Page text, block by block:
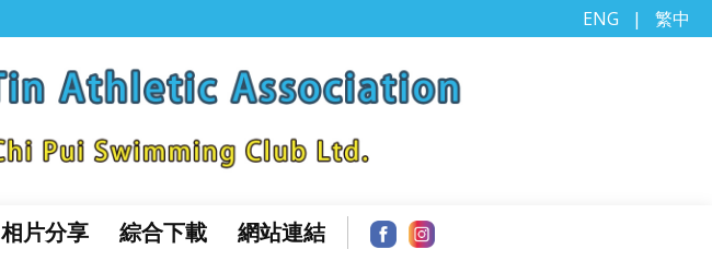
ENG | 繁中
相片分享 綜合下載 網站連結